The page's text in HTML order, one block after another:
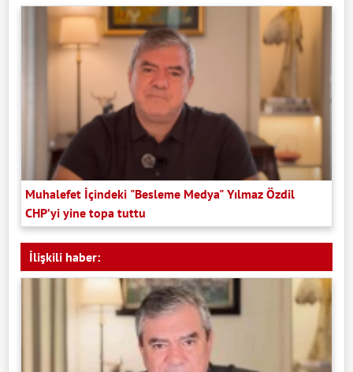
Muhalefet İçindeki "Besleme Medya" Yılmaz Özdil
CHP’yi yine topa tuttu
İlişkili haber: